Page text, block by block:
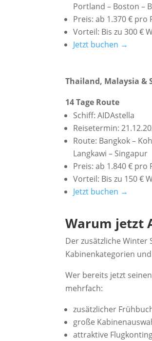
Portland – Boston –
Preis: ab 1.370 € pro
Vorteil: Bis zu 300 €
Jetzt buchen →
Thailand, Malaysia &
14 Tage Route
Schiff: AIDAstella
Reisetermin:
Route: Bangkok –
Langkawi – Singapur
Preis: ab 1.840 € pro
Vorteil: Bis zu 150 €
Jetzt buchen →
Warum jetzt
Der zusätzliche Winter
Kabinenkategorien
Wer bereits jetzt
mehrfach:
zusätzlicher
große
attraktive